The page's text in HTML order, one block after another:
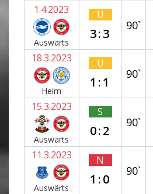
1.4.2023
Auswärts
U
3:3
90`
18.3.2023
Heim
U
1:1
90`
15.3.2023
Auswärts
S
0:2
90`
11.3.2023
Auswärts
N
1:0
90`